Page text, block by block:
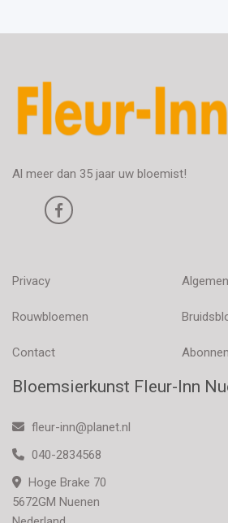
Al meer dan 35 jaar uw bloemist!
Privacy
Rouwbloemen
Contact
Bloemsierkunst Fleur-Inn
fleur-inn@planet.nl
040-2834568
Hoge Brake 70
5672GM Nuenen